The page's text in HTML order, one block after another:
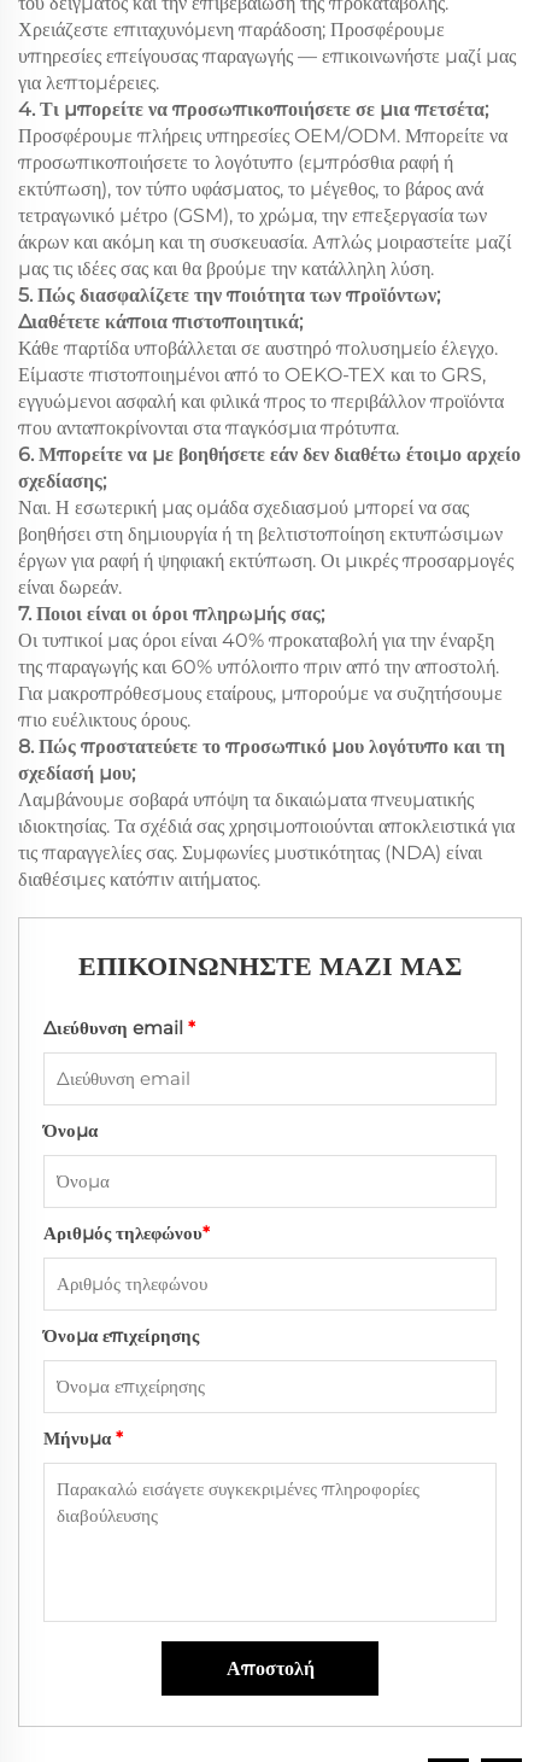
Χρειάζεστε επιταχυνόμενη παράδοση; Προσφέρουμε
υπηρεσίες επείγουσας παραγωγής — επικοινωνήστε μαζί μας
για λεπτομέρειες.
4. Τι μπορείτε να προσωπικοποιήσετε σε μια πετσέτα;
Προσφέρουμε πλήρεις υπηρεσίες OEM/ODM. Μπορείτε να
προσωπικοποιήσετε το λογότυπο (εμπρόσθια ραφή ή
εκτύπωση), τον τύπο υφάσματος, το μέγεθος, το βάρος ανά
τετραγωνικό μέτρο (GSM), το χρώμα, την επεξεργασία των
άκρων και ακόμη και τη συσκευασία. Απλώς μοιραστείτε μαζί
μας τις ιδέες σας και θα βρούμε την κατάλληλη λύση.
5. Πώς διασφαλίζετε την ποιότητα των προϊόντων;
Διαθέτετε κάποια πιστοποιητικά;
Κάθε παρτίδα υποβάλλεται σε αυστηρό πολυσημείο έλεγχο.
Είμαστε πιστοποιημένοι από το OEKO-TEX και το GRS,
εγγυώμενοι ασφαλή και φιλικά προς το περιβάλλον προϊόντα
που ανταποκρίνονται στα παγκόσμια πρότυπα.
6. Μπορείτε να με βοηθήσετε εάν δεν διαθέτω έτοιμο αρχείο
σχεδίασης;
Ναι. Η εσωτερική μας ομάδα σχεδιασμού μπορεί να σας
βοηθήσει στη δημιουργία ή τη βελτιστοποίηση εκτυπώσιμων
έργων για ραφή ή ψηφιακή εκτύπωση. Οι μικρές προσαρμογές
είναι δωρεάν.
7. Ποιοι είναι οι όροι πληρωμής σας;
Οι τυπικοί μας όροι είναι 40% προκαταβολή για την έναρξη
της παραγωγής και 60% υπόλοιπο πριν από την αποστολή.
Για μακροπρόθεσμους εταίρους, μπορούμε να συζητήσουμε
πιο ευέλικτους όρους.
8. Πώς προστατεύετε το προσωπικό μου λογότυπο και τη
σχεδίασή μου;
Λαμβάνουμε σοβαρά υπόψη τα δικαιώματα πνευματικής
ιδιοκτησίας. Τα σχέδιά σας χρησιμοποιούνται αποκλειστικά για
τις παραγγελίες σας. Συμφωνίες μυστικότητας (NDA) είναι
διαθέσιμες κατόπιν αιτήματος.
ΕΠΙΚΟΙΝΩΝΗΣΤΕ ΜΑΖΙ ΜΑΣ
Διεύθυνση email *
Όνομα
Αριθμός τηλεφώνου*
Όνομα επιχείρησης
Μήνυμα *
Αποστολή